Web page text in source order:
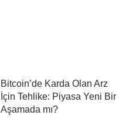
Bitcoin’de Karda Olan Arz
İçin Tehlike: Piyasa Yeni Bir
Aşamada mı?